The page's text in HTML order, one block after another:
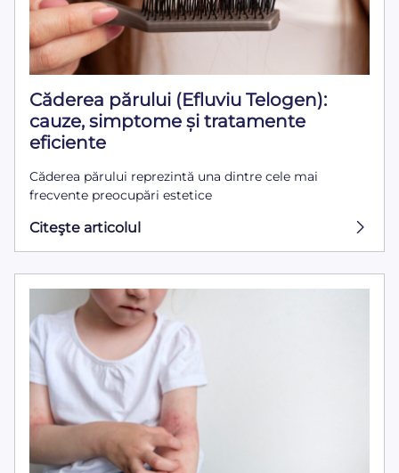
Căderea părului (Efluviu Telogen):
cauze, simptome și tratamente
eficiente
Căderea părului reprezintă una dintre cele mai
frecvente preocupări estetice
Citeşte articolul